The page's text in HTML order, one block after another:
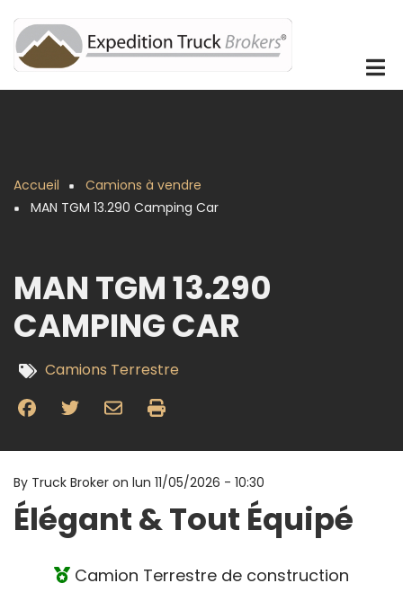
au
contenu
principal
Fil
Accueil
Camions à vendre
MAN TGM 13.290 Camping Car
MAN TGM 13.290
CAMPING CAR
Camions Terrestre
By Truck Broker on lun 11/05/2026 - 10:30
Élégant & Tout Équipé
Camion Terrestre de construction